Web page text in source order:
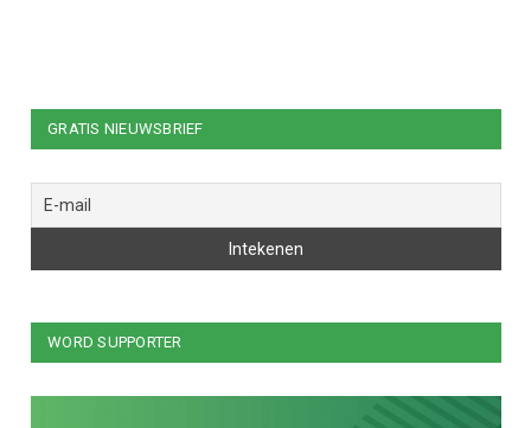
GRATIS NIEUWSBRIEF
WORD SUPPORTER